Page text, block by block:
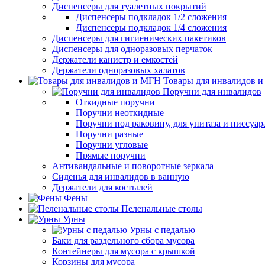
Диспенсеры для туалетных покрытий
Диспенсеры подкладок 1/2 сложения
Диспенсеры подкладок 1/4 сложения
Диспенсеры для гигиенических пакетиков
Диспенсеры для одноразовых перчаток
Держатели канистр и емкостей
Держатели одноразовых халатов
Товары для инвалидов
Поручни для инвалидов
Откидные поручни
Поручни неоткидные
Поручни под раковину, для унитаза и
Поручни разные
Поручни угловые
Прямые поручни
Антивандальные и поворотные зеркала
Сиденья для инвалидов в ванную
Держатели для костылей
Фены
Пеленальные столы
Урны
Урны с педалью
Баки для раздельного сбора мусора
Контейнеры для мусора с крышкой
Корзины для мусора